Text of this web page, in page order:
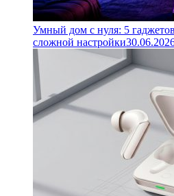
Умный дом с нуля: 5
сложной настройки